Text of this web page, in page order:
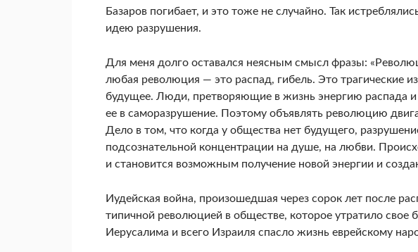
Базаров погибает, и это тоже не случайно. Так
идею разрушения.
Для меня долго оставался неясным смысл фра­зы:
любая революция — это распад, гибель. Это трагические
будущее. Люди, претворяющие в жизнь энергию распада
ее в саморазрушение. Поэтому объяв­лять революцию
Дело в том, что когда у обще­ства нет будущего,
подсознательной концентрации на душе, на любви.
и становится возможным по­лучение новой энергии и
Иудейская война, произошедшая через сорок лет после
типичной революцией в обществе, которое утратило
Иерусалима и всего Израиля спасло жизнь еврейскому